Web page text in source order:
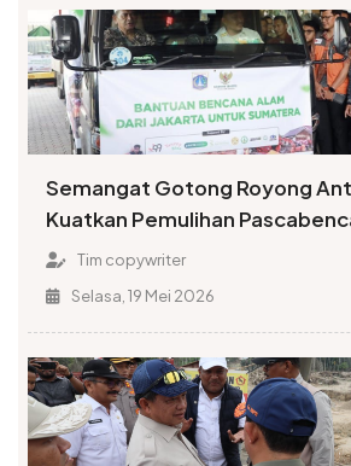
Semangat Gotong Royong
Kuatkan Pemulihan
Tim copywriter
Selasa, 19 Mei 2026